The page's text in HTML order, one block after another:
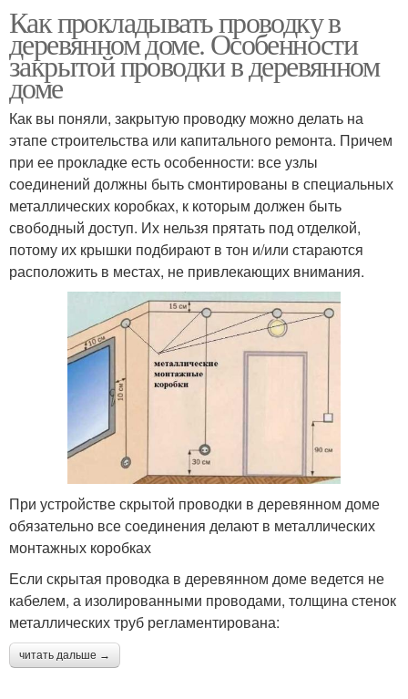
Ретро проводки Дом на изоляторах
Дом на фарфоровых
изоляторах
Материалы для ретро
проводки
Электропроводка в
частном доме
частном доме
Загородный дом Провода для проводки
Электроразводка в
доме
Электропроводка в
деревянном домике
Как прокладывать проводку в
деревянном доме. Особенности
закрытой проводки в деревянном
доме
Как вы поняли, закрытую проводку можно делать на
этапе строительства или капитального ремонта. Причем
при ее прокладке есть особенности: все узлы
соединений должны быть смонтированы в специальных
металлических коробках, к которым должен быть
свободный доступ. Их нельзя прятать под отделкой,
потому их крышки подбирают в тон и/или стараются
расположить в местах, не привлекающих внимания.
При устройстве скрытой проводки в деревянном доме
обязательно все соединения делают в металлических
монтажных коробках
Если скрытая проводка в деревянном доме ведется не
кабелем, а изолированными проводами, толщина стенок
металлических труб регламентирована:
читать дальше →